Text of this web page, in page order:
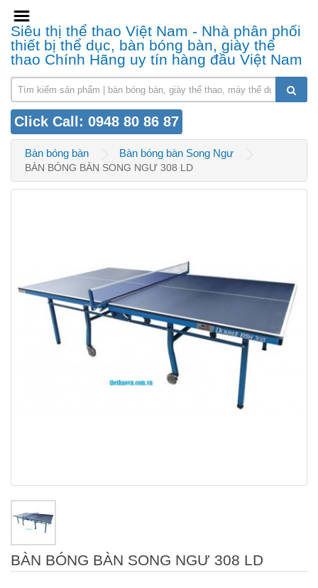
Siêu thị thể thao Việt Nam - Nhà phân phối
thiết bị thể dục, bàn bóng bàn, giày thể
thao Chính Hãng uy tín hàng đầu Việt Nam
Click Call: 0948 80 86 87
Bàn bóng bàn Bàn bóng bàn Song Ngư
BÀN BÓNG BÀN SONG NGƯ 308 LD
BÀN BÓNG BÀN SONG NGƯ 308 LD